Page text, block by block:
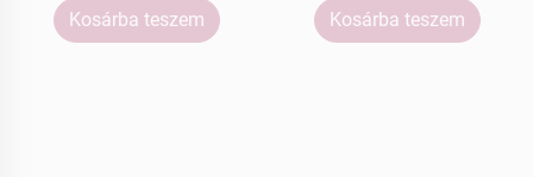
Kosárba teszem Kosárba teszem